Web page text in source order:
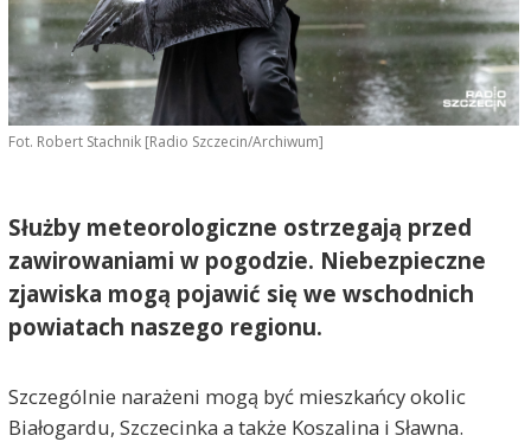
Fot. Robert Stachnik [Radio Szczecin/Archiwum]
Służby meteorologiczne ostrzegają przed
zawirowaniami w pogodzie. Niebezpieczne
zjawiska mogą pojawić się we wschodnich
powiatach naszego regionu.
Szczególnie narażeni mogą być mieszkańcy okolic
Białogardu, Szczecinka a także Koszalina i Sławna.